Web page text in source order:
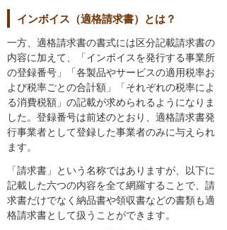
インボイス（適格請求書）とは？
一方、適格請求書の書式には区分記載請求書の
内容に加えて、「インボイスを発行する事業所
の登録番号」「各製品やサービスの適用税率お
よび税率ごとの合計額」「それぞれの税率によ
る消費税額」の記載が求められるようになりま
した。登録番号は前述のとおり、適格請求書発
行事業者として登録した事業者のみに与えられ
ます。
「請求書」という名称ではありますが、以下に
記載した六つの内容を全て網羅することで、請
求書だけでなく納品書や領収書などの書類も適
格請求書として扱うことができます。